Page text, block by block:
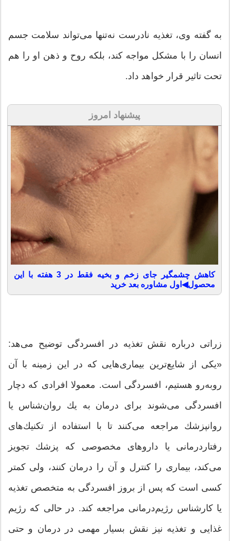
به گفته وی، تغذیه نادرست نه‌تنها می‌تواند سلامت جسم
انسان را با مشكل مواجه كند، بلكه روح و ذهن او را هم
تحت تاثیر قرار خواهد داد.
پیشنهاد امروز
کاهش چشمگیر جای زخم و بخیه فقط در 3 هفته با این
محصول◀اول مشاوره بعد خرید
زراتی درباره نقش تغذیه در افسردگی توضیح می‌هد:
«یكی از شایع‌ترین بیماری‌هایی كه در این زمینه با آن
روبه‌رو هستیم، افسردگی است. معمولا افرادی كه دچار
افسردگی می‌شوند برای درمان به یك روان‌شناس یا
روانپزشك مراجعه می‌كنند تا با استفاده از تكنیك‌های
رفتاردرمانی یا داروهای مخصوصی كه پزشك تجویز
می‌كند، بیماری را كنترل و آن را درمان كنند، ولی كمتر
كسی است كه پس از بروز افسردگی به متخصص تغذیه
یا كارشناس رژیم‌درمانی مراجعه كند. در حالی كه رژیم
غذایی و تغذیه نیز نقش بسیار مهمی در درمان و حتی